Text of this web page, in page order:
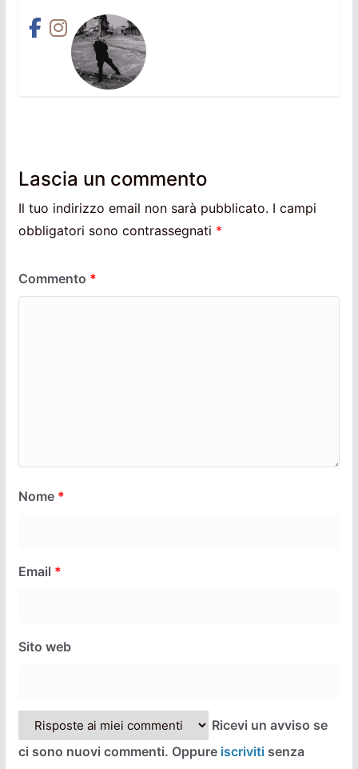
Lascia un commento
Il tuo indirizzo email non sarà pubblicato. I campi
obbligatori sono contrassegnati *
Commento *
Nome *
Email *
Sito web
Ricevi un avviso se
ci sono nuovi commenti. Oppure iscrivitisenza